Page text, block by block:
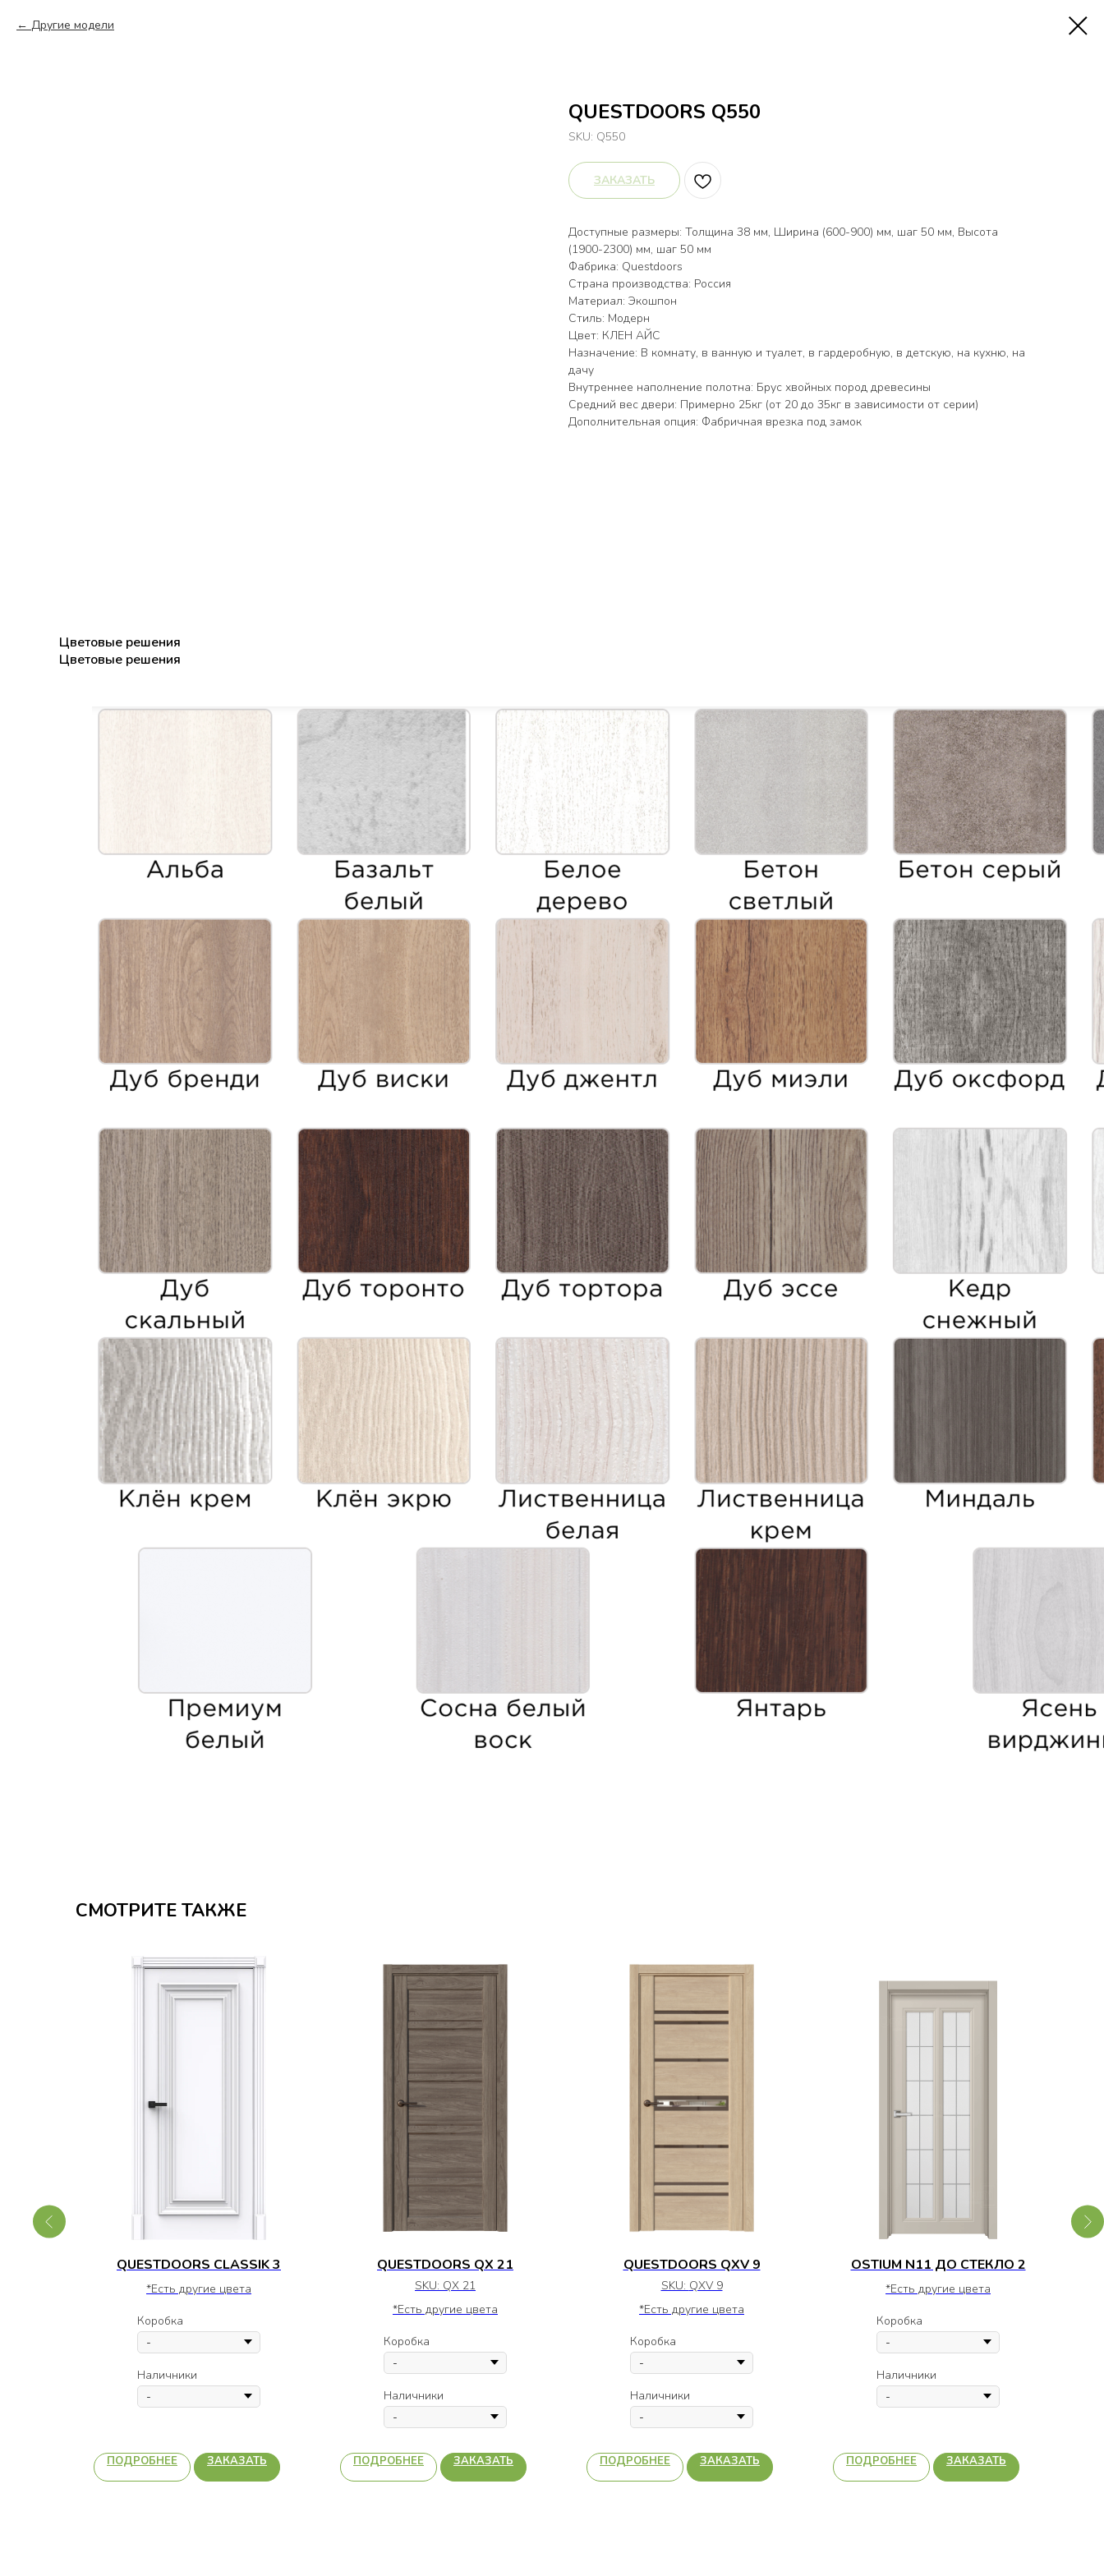
Другие модели
QUESTDOORS Q550
SKU: Q550
ЗАКАЗАТЬ
Доступные размеры: Толщина 38 мм, Ширина (600-900) мм, шаг 50 мм, Высота
(1900-2300) мм, шаг 50 мм
Фабрика: Questdoors
Страна производства: Россия
Материал: Экошпон
Стиль: Модерн
Цвет: КЛЕН АЙС
Назначение: В комнату, в ванную и туалет, в гардеробную, в детскую, на кухню, на
дачу
Внутреннее наполнение полотна: Брус хвойных пород древесины
Средний вес двери: Примерно 25кг (от 20 до 35кг в зависимости от серии)
Дополнительная опция: Фабричная врезка под замок
Цветовые решения
Цветовые решения
СМОТРИТЕ ТАКЖЕ
QUESTDOORS CLASSIK 3
*Есть другие цвета
Коробка
Наличники
ПОДРОБНЕЕ ЗАКАЗАТЬ
QUESTDOORS QX 21
SKU: QX 21
*Есть другие цвета
Коробка
Наличники
ПОДРОБНЕЕ ЗАКАЗАТЬ
QUESTDOORS QXV 9
SKU: QXV 9
*Есть другие цвета
Коробка
Наличники
ПОДРОБНЕЕ ЗАКАЗАТЬ
OSTIUM N11 ДО СТЕКЛО 2
*Есть другие цвета
Коробка
Наличники
ПОДРОБНЕЕ ЗАКАЗАТЬ